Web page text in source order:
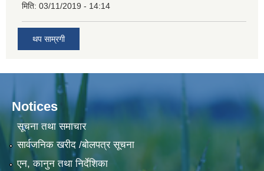
मिति: 03/11/2019 - 14:14
थप साम्रगी
Notices
सूचना तथा समाचार
सार्वजनिक खरीद /बोलपत्र सूचना
एन, कानुन तथा निर्देशिका